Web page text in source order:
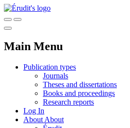
Main Menu
Publication types
Journals
Theses and dissertations
Books and proceedings
Research reports
Log In
About About